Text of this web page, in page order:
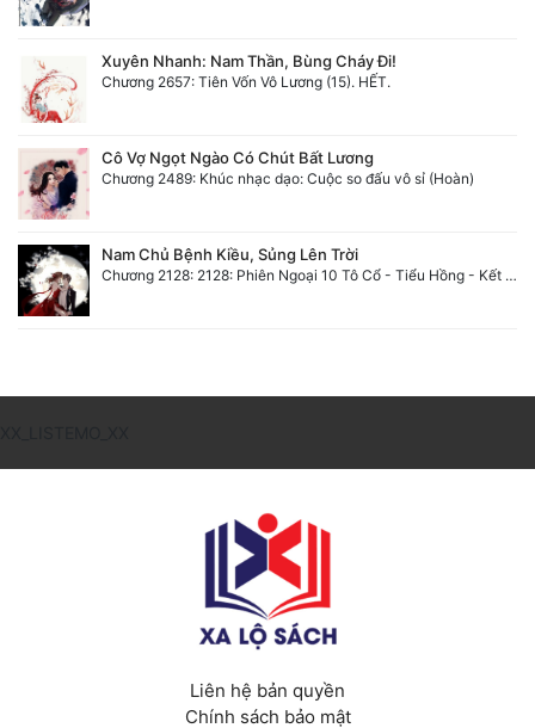
Xuyên Nhanh: Nam Thần, Bùng Cháy Đi!
Chương 2657: Tiên Vốn Vô Lương (15). HẾT.
Cô Vợ Ngọt Ngào Có Chút Bất Lương
Chương 2489: Khúc nhạc dạo: Cuộc so đấu vô sỉ (Hoàn)
Nam Chủ Bệnh Kiều, Sủng Lên Trời
Chương 2128: 2128: Phiên Ngoại 10 Tô Cổ - Tiểu Hồng - Kết Thúc
Liên hệ bản quyền
Chính sách bảo mật